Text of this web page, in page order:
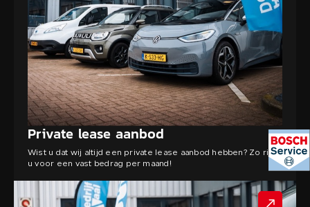
Private lease aanbod
Wist u dat wij altijd een private lease aanbod hebben? Zo rijdt
u voor een vast bedrag per maand!